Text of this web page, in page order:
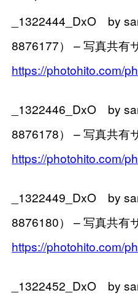
_1322444_DxO by
8876177） – 写真共有
https://photohito.com/
_1322446_DxO by
8876178） – 写真共有
https://photohito.com/
_1322449_DxO by
8876180） – 写真共有
https://photohito.com/
_1322452_DxO by